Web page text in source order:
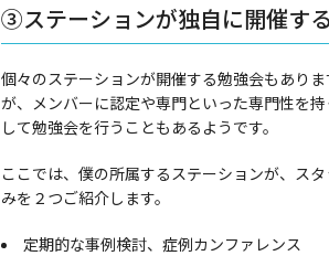
③ステーションが独自に開催す
個々のステーションが開催する勉強会もあり
が、メンバーに認定や専門といった専門性を
して勉強会を行うこともあるようです。
ここでは、僕の所属するステーションが、ス
みを２つご紹介します。
定期的な事例検討、症例カンファレンス